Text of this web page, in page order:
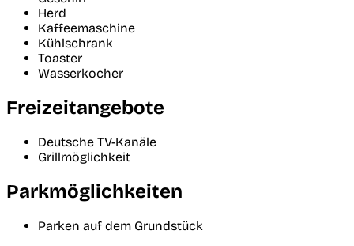
Herd
Kaffeemaschine
Kühlschrank
Toaster
Wasserkocher
Freizeitangebote
Deutsche TV-Kanäle
Grillmöglichkeit
Parkmöglichkeiten
Parken auf dem Grundstück